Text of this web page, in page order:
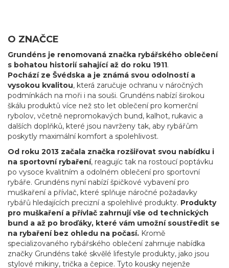
O ZNAČCE
Grundéns je renomovaná značka rybářského oblečení
s bohatou historií sahající až do roku 1911.
Pochází ze Švédska a je známá svou odolností a
vysokou kvalitou, která zaručuje ochranu v náročných
podmínkách na moři i na souši. Grundéns nabízí širokou
škálu produktů více než sto let oblečení pro komerční
rybolov, včetně nepromokavých bund, kalhot, rukavic a
dalších doplňků, které jsou navrženy tak, aby rybářům
poskytly maximální komfort a spolehlivost.
Od roku 2013 začala značka rozšiřovat svou nabídku i
na sportovní rybaření, reagujíc tak na rostoucí poptávku
po vysoce kvalitním a odolném oblečení pro sportovní
rybáře. Grundéns nyní nabízí špičkové vybavení pro
muškaření a přívlač, které splňuje náročné požadavky
rybářů hledajících precizní a spolehlivé produkty. Produkty
pro muškaření a přívlač zahrnují vše od technických
bund a až po broďáky, které vám umožní soustředit se
na rybaření bez ohledu na počasí. Kromě
specializovaného rybářského oblečení zahrnuje nabídka
značky Grundéns také skvělé lifestyle produkty, jako jsou
stylové mikiny, trička a čepice. Tyto kousky nejenže